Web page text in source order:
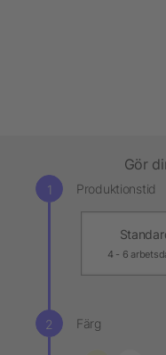
Gör
Produktionstid
4 - 6
Färg